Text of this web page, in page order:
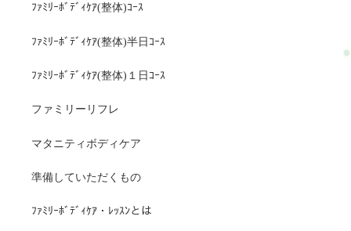
ﾌｧﾐﾘｰﾎﾞﾃﾞｨｹｱ(整体)ｺｰｽ
ﾌｧﾐﾘｰﾎﾞﾃﾞｨｹｱ(整体)半日ｺｰｽ
ﾌｧﾐﾘｰﾎﾞﾃﾞｨｹｱ(整体)１日ｺｰｽ
ファミリーリフレ
マタニティボディケア
準備していただくもの
ﾌｧﾐﾘｰﾎﾞﾃﾞｨｹｱ・ﾚｯｽﾝとは